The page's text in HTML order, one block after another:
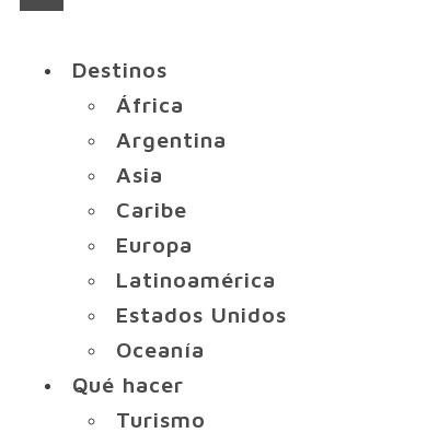
Destinos
África
Argentina
Asia
Caribe
Europa
Latinoamérica
Estados Unidos
Oceanía
Qué hacer
Turismo